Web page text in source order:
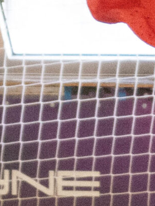
2017/2018
2016/2017
2015/2016
– 2015
2014/2015
2013/2014
2012/2013
2011/2012
– 2011
2020 – 2025
2022/2023